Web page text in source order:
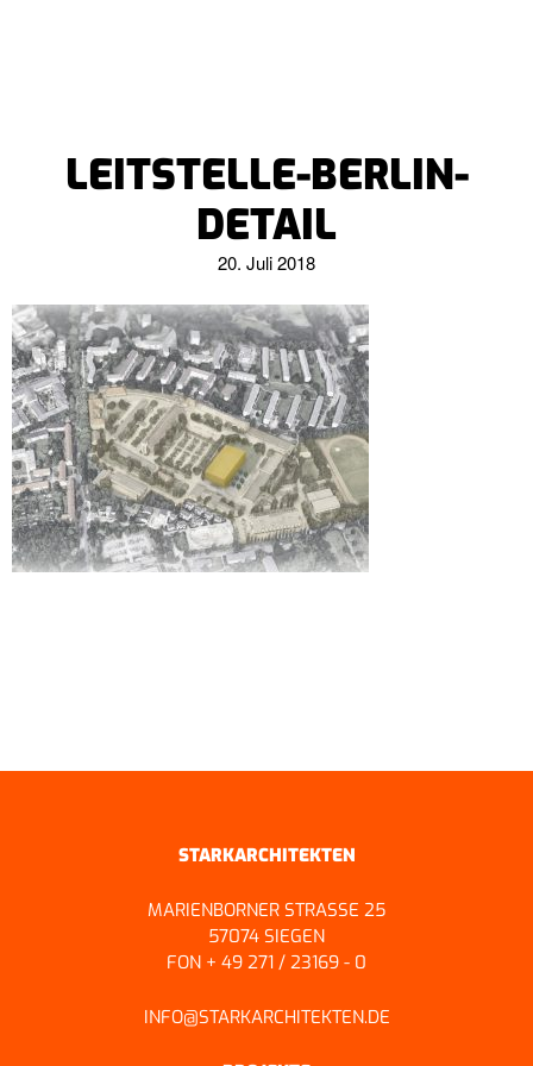
LEITSTELLE-BERLIN-
DETAIL
20. Juli 2018
STARKARCHITEKTEN
MARIENBORNER STRASSE 25
57074 SIEGEN
FON + 49 271 / 23169 - 0
INFO@STARKARCHITEKTEN.DE